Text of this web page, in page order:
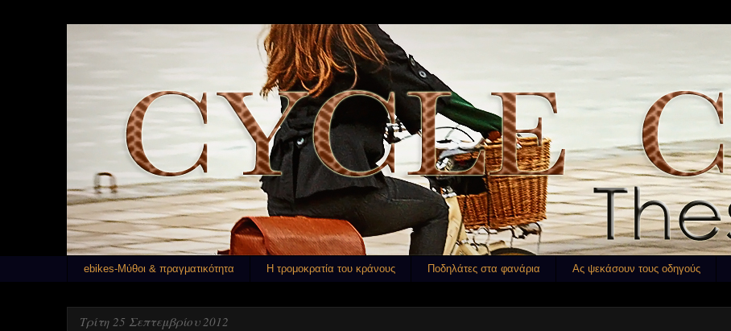
ebikes-Μύθοι & πραγματικότητα Η τρομοκρατία του κράνους Ποδηλάτες στα φανάρια Ας ψεκάσουν τους οδηγούς
Τρίτη 25 Σεπτεμβρίου 2012